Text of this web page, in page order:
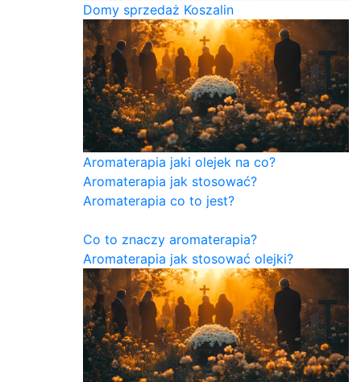
Domy sprzedaż Koszalin
Aromaterapia jaki olejek na co?
Aromaterapia jak stosować?
Aromaterapia co to jest?
Co to znaczy aromaterapia?
Aromaterapia jak stosować olejki?